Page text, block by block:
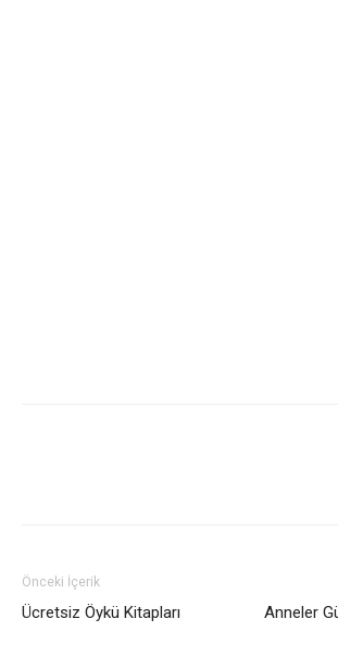
Önceki İçerik
Ücretsiz Öykü Kitapları Anneler